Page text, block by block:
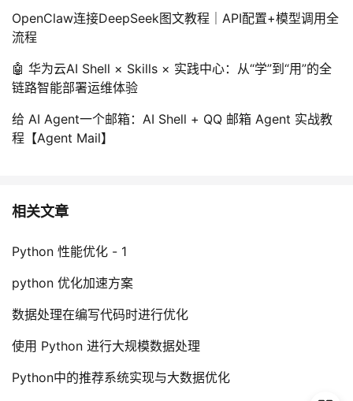
OpenClaw连接DeepSeek图文教程｜API配置+模型调用全
流程
🤖 华为云AI Shell × Skills × 实践中心：从“学”到“用”的全
链路智能部署运维体验
给 AI Agent一个邮箱：AI Shell + QQ 邮箱 Agent 实战教
程【Agent Mail】
相关文章
Python 性能优化 - 1
python 优化加速方案
数据处理在编写代码时进行优化
使用 Python 进行大规模数据处理
Python中的推荐系统实现与大数据优化